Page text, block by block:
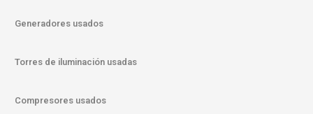
Generadores usados
Torres de iluminación usadas
Compresores usados